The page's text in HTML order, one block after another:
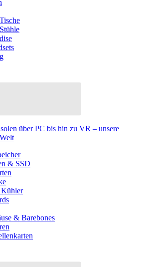
über PC bis hin zu VR – unsere
& SSD
& Barebones